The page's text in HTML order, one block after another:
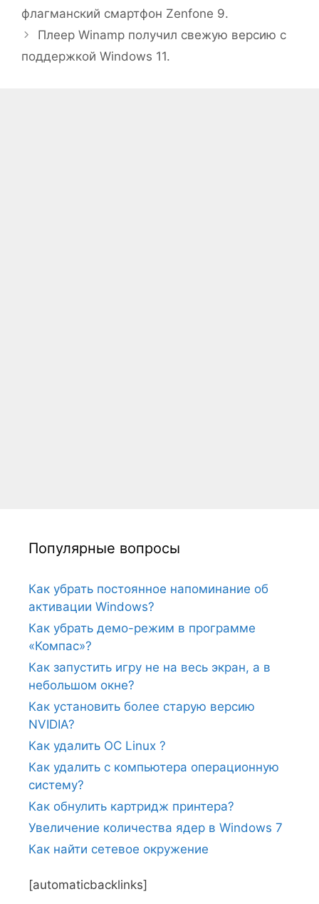
флагманский смартфон Zenfone 9.
Плеер Winamp получил свежую версию с
поддержкой Windows 11.
Популярные вопросы
Как убрать постоянное напоминание об
активации Windows?
Как убрать демо-режим в программе
«Компас»?
Как запустить игру не на весь экран, а в
небольшом окне?
Как установить более старую версию
NVIDIA?
Как удалить ОС Linux ?
Как удалить с компьютера операционную
систему?
Как обнулить картридж принтера?
Увеличение количества ядер в Windows 7
Как найти сетевое окружение
[automaticbacklinks]